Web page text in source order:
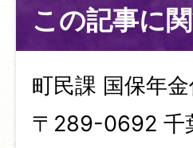
この記事に
町民課 国保年
〒289-0692 千